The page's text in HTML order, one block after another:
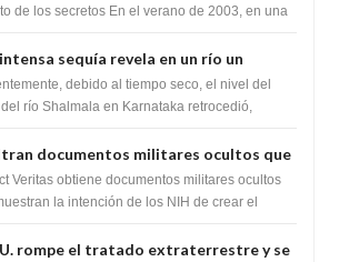
de los secretos En el verano de 2003, en una
sequía revela en un río un
hallazgo de miles de Shiva
debido al tiempo seco, el nivel del
río Shalmala en Karnataka retrocedió,
documentos militares ocultos que
la intención de los NIH de crear el
CoV-2, utilizando la investigación de
Veritas obtiene documentos militares ocultos
la intención de los NIH de crear el
rompe el tratado extraterrestre y se